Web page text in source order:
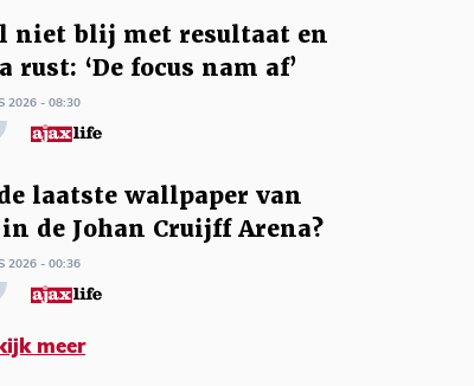
niet blij met resultaat en
rust: ‘De focus nam af’
2026 - 08:30
laatste wallpaper van
de Johan Cruijff Arena?
2026 - 00:36
meer